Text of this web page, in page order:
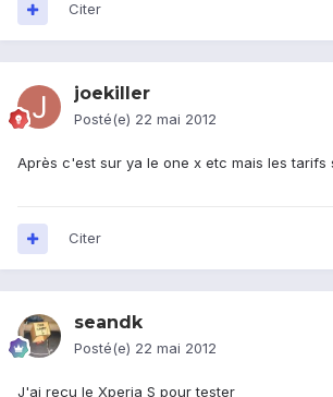
Citer
joekiller
Posté(e) 22 mai 2012
Après c'est sur ya le one x etc mais les tarifs
Citer
seandk
Posté(e) 22 mai 2012
J'ai reçu le Xperia S pour tester